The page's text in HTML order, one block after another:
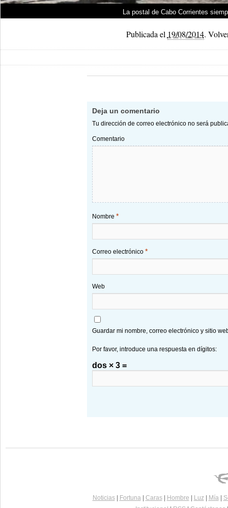
La postal de Cabo Corrientes
Publicada el 19/08/2014.
Deja un comentario
Tu dirección de correo electrónico no será
Comentario
Nombre *
Correo electrónico *
Web
Guardar mi nombre, correo electrónico y sitio
Por favor, introduce una respuesta en dígitos:
dos × 3 =
Noticias| Fortuna| Caras| Hombre Luz| Mía|